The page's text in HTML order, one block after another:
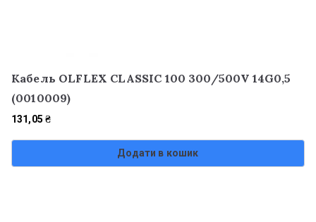
Кабель OLFLEX CLASSIC 100 300/500V 14G0,5
(0010009)
131,05₴
Додати в кошик